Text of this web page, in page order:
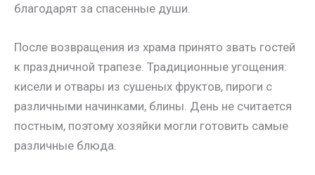
благодарят за спасенные души.
После возвращения из храма принято звать гостей
к праздничной трапезе. Традиционные угощения:
кисели и отвары из сушеных фруктов, пироги с
различными начинками, блины. День не считается
постным, поэтому хозяйки могли готовить самые
различные блюда.